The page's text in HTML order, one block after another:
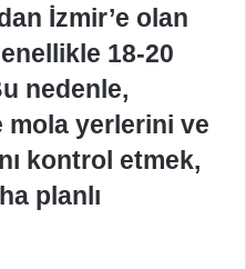
İzmir’e olan
18-20
nedenle,
yerlerini ve
kontrol etmek,
planlı